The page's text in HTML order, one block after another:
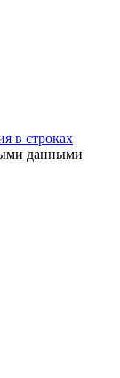
в строках
данными